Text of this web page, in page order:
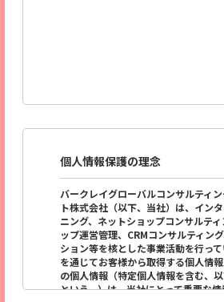
個人情報保護の理念
バークレイグローバルコンサルティ
ト株式会社（以下、当社）は、イン
ニング、ネットショップコンサルテ
ップ運営管理、CRMコンサルティン
ション等を核とした事業活動を行っ
を通じてお客様から取得する個人情
の個人情報（特定個人情報を含む、以
という。）は、当社にとって重要な